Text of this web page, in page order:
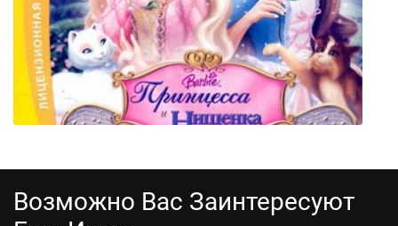
My Summer Car
Возможно Вас Заинтересуют